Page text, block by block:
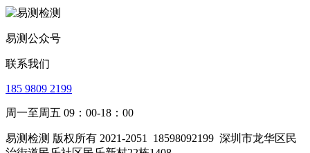
易测公众号
联系我们
185 9809 2199
周一至周五 09：00-18：00
易测检测 版权所有 2021-2051 18598092199 深圳市龙华区民